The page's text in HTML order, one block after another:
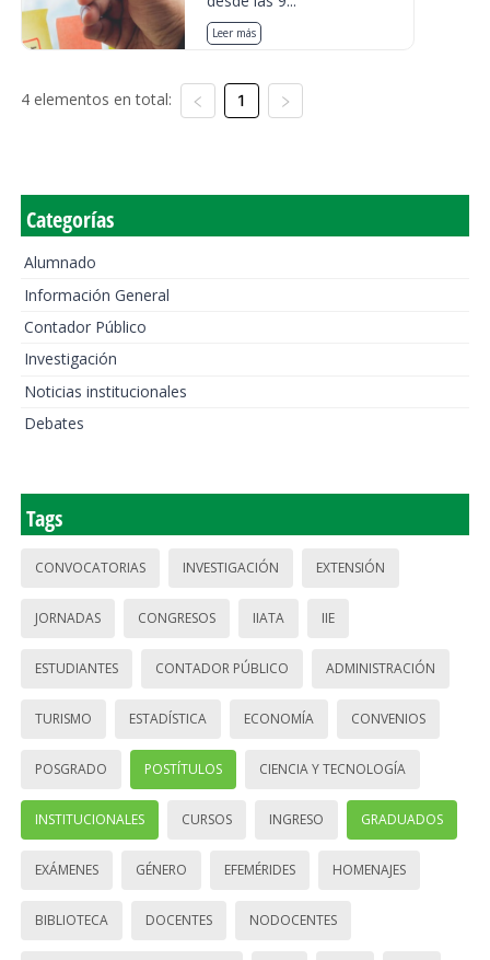
Leer más
4 elementos en total: 1
Categorías
Alumnado
Información General
Contador Público
Investigación
Noticias institucionales
Debates
Tags
CONVOCATORIAS INVESTIGACIÓN EXTENSIÓN
JORNADAS CONGRESOS IIATA IIE
ESTUDIANTES CONTADOR PÚBLICO ADMINISTRACIÓN
TURISMO ESTADÍSTICA ECONOMÍA CONVENIOS
POSGRADO POSTÍTULOS CIENCIA Y TECNOLOGÍA
INSTITUCIONALES CURSOS INGRESO GRADUADOS
EXÁMENES GÉNERO EFEMÉRIDES HOMENAJES
BIBLIOTECA DOCENTES NODOCENTES